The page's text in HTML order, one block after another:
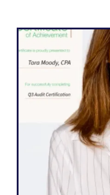
Weglot 덕분에
게 확장할 수
텐츠와 소통하
들의 참